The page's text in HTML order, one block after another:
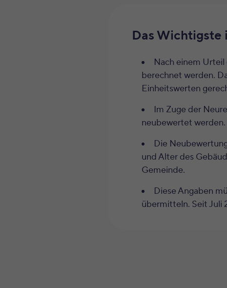
Das Wichtigste
Nach einem
berechnet werden.
Einheitswerten
Im Zuge der
neubewertet
Die
und Alter des
Gemeinde.
Diese Angaben
übermitteln. Seit Juli